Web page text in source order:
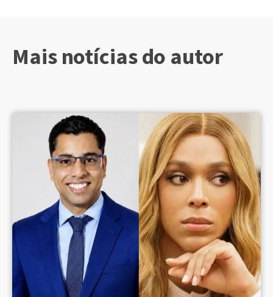
Mais notícias do autor